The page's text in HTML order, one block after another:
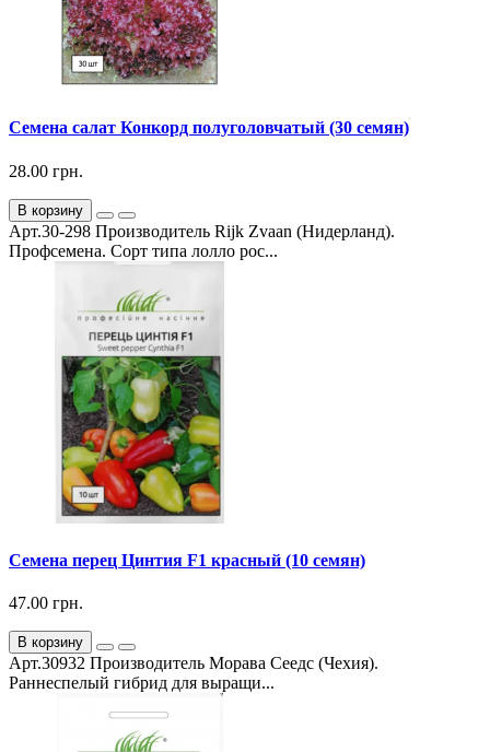
Семена салат Конкорд полуголовчатый (30 семян)
28.00 грн.
В корзину
Арт.30-298 Производитель Rijk Zvaan (Нидерланд).
Профсемена. Сорт типа лолло рос...
Семена перец Цинтия F1 красный (10 семян)
47.00 грн.
В корзину
Арт.30932 Производитель Морава Сеедс (Чехия).
Раннеспелый гибрид для выращи...